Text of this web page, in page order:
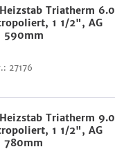
Triatherm 6.0
1 1/2", AG
590mm
27176
Triatherm 9.0
1 1/2", AG
780mm